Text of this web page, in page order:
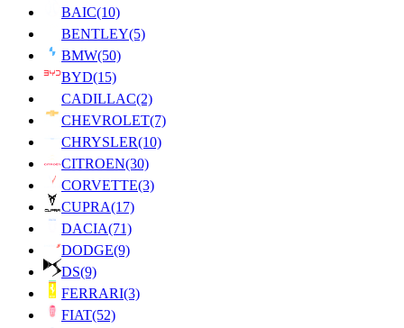
BAIC(10)
BENTLEY(5)
BMW(50)
BYD(15)
CADILLAC(2)
CHEVROLET(7)
CHRYSLER(10)
CITROEN(30)
CORVETTE(3)
CUPRA(17)
DACIA(71)
DODGE(9)
DS(9)
FERRARI(3)
FIAT(52)